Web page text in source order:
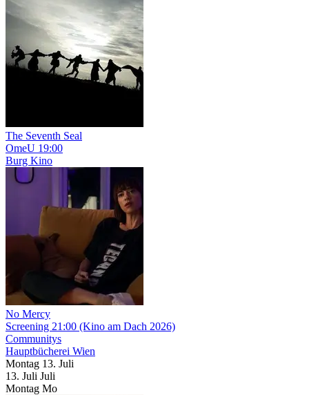
The Seventh Seal
OmeU 19:00
Burg Kino
No Mercy
Screening 21:00 (Kino am Dach 2026)
Communitys
Hauptbücherei Wien
Montag 13. Juli
13. Juli Juli
Montag Mo